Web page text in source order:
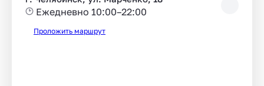
Ежедневно 10:00–22:00
Проложить маршрут